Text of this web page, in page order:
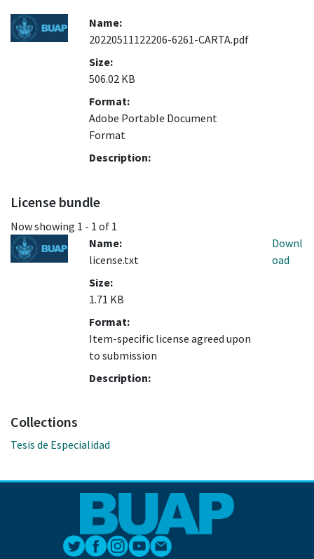
Name:
20220511122206-6261-CARTA.pdf
Size:
506.02 KB
Format:
Adobe Portable Document
Format
Description:
License bundle
Now showing 1 - 1 of 1
Name:
license.txt
Size:
1.71 KB
Format:
Item-specific license agreed upon
to submission
Description:
Downl
oad
Collections
Tesis de Especialidad